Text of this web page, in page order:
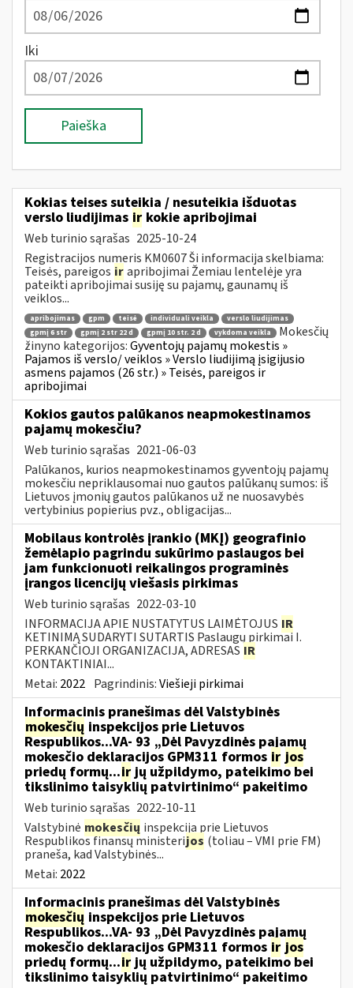
Iki
Paieška
Kokias teises suteikia / nesuteikia išduotas
verslo liudijimas ir kokie apribojimai
Web turinio sąrašas 2025-10-24
Registracijos numeris KM0607 Ši informacija skelbiama:
Teisės, pareigos irapribojimai Žemiau lentelėje yra
pateikti apribojimai susiję su pajamų, gaunamų iš
veiklos...
apribojimas gpm teisė individuali veikla
verslo liudijimas
gpmį 6 str
gpmį 2 str 22 d gpmį 10 str. 2 d vykdoma veikla
Mokesčių
žinyno kategorijos:Gyventojų pajamų mokestis »
Pajamos iš verslo/ veiklos » Verslo liudijimą įsigijusio
asmens pajamos (26 str.) » Teisės, pareigos ir
apribojimai
Kokios gautos palūkanos neapmokestinamos
pajamų mokesčiu?
Web turinio sąrašas 2021-06-03
Palūkanos, kurios neapmokestinamos gyventojų pajamų
mokesčiu nepriklausomai nuo gautos palūkanų sumos: iš
Lietuvos įmonių gautos palūkanos už ne nuosavybės
vertybinius popierius pvz., obligacijas...
Mobilaus kontrolės įrankio (MKĮ) geografinio
žemėlapio pagrindu sukūrimo paslaugos bei
jam funkcionuoti reikalingos programinės
įrangos licencijų viešasis pirkimas
Web turinio sąrašas 2022-03-10
INFORMACIJA APIE NUSTATYTUS LAIMĖTOJUS IR
KETINIMĄ SUDARYTI SUTARTIS Paslaugų pirkimai I.
PERKANČIOJI ORGANIZACIJA, ADRESAS IR
KONTAKTINIAI...
Metai: 2022 Pagrindinis:Viešieji pirkimai
Informacinis pranešimas dėl Valstybinės
mokesčių inspekcijos prie Lietuvos
Respublikos...VA- 93 „Dėl Pavyzdinės pajamų
mokesčio deklaracijos GPM311 formos ir jos
priedų formų...irjų užpildymo, pateikimo bei
tikslinimo taisyklių patvirtinimo“ pakeitimo
Web turinio sąrašas 2022-10-11
Valstybinė mokesčių inspekcija prie Lietuvos
Respublikos finansų ministerijos (toliau – VMI prie FM)
praneša, kad Valstybinės...
Metai: 2022
Informacinis pranešimas dėl Valstybinės
mokesčių inspekcijos prie Lietuvos
Respublikos...VA- 93 „Dėl Pavyzdinės pajamų
mokesčio deklaracijos GPM311 formos ir jos
priedų formų...irjų užpildymo, pateikimo bei
tikslinimo taisyklių patvirtinimo“ pakeitimo